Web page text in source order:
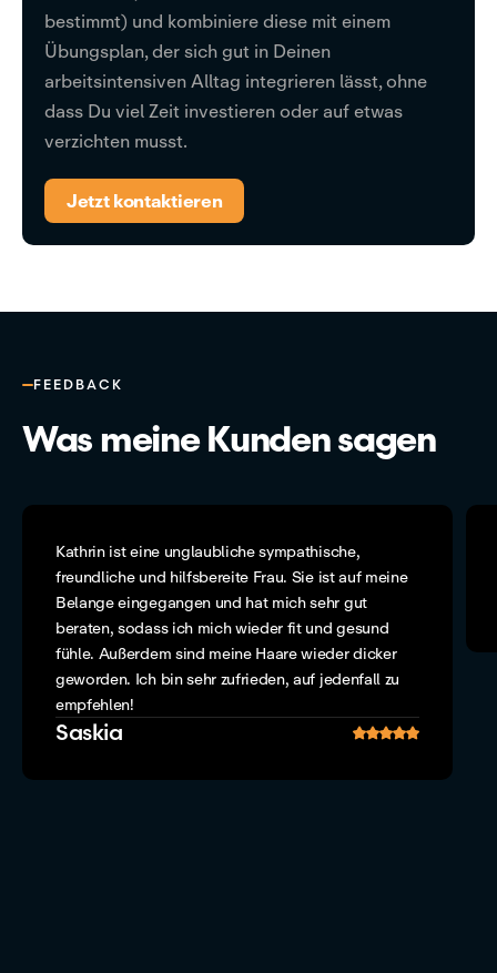
bestimmt) und kombiniere diese mit einem
Übungsplan, der sich gut in Deinen
arbeitsintensiven Alltag integrieren lässt, ohne
dass Du viel Zeit investieren oder auf etwas
verzichten musst.
Jetzt kontaktieren
FEEDBACK
Was meine Kunden sagen
Kathrin ist eine unglaubliche sympathische,
freundliche und hilfsbereite Frau. Sie ist auf meine
Belange eingegangen und hat mich sehr gut
beraten, sodass ich mich wieder fit und gesund
fühle. Außerdem sind meine Haare wieder dicker
geworden. Ich bin sehr zufrieden, auf jedenfall zu
empfehlen!
Saskia